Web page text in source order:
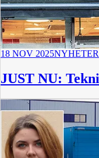
18 NOV 2025NYHETER
JUST NU: